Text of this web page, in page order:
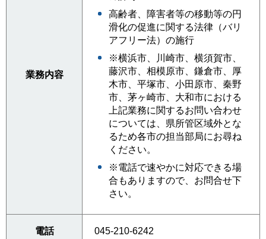
業務内容
高齢者、障害者等の移動等の円
滑化の促進に関する法律（バリ
アフリー法）の施行
※横浜市、川崎市、横須賀市、
藤沢市、相模原市、鎌倉市、厚
木市、平塚市、小田原市、秦野
市、茅ヶ崎市、大和市における
上記業務に関するお問い合わせ
については、県所管区域外とな
るため各市の担当部局にお尋ね
ください。
※電話で速やかに対応できる場
合もありますので、お問合せ下
さい。
電話 045-210-6242